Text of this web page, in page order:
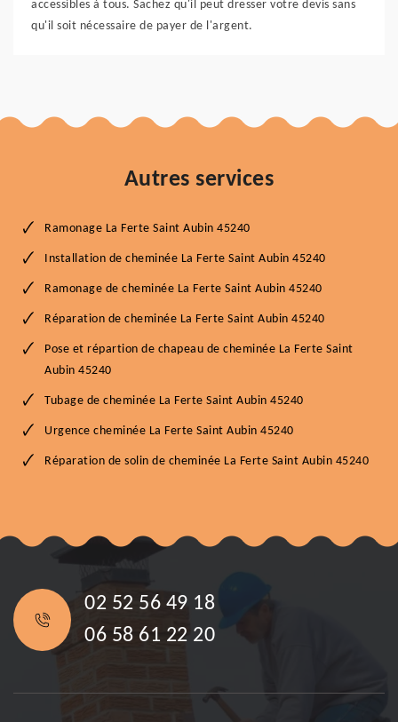
accessibles à tous. Sachez qu'il peut dresser votre devis sans
qu'il soit nécessaire de payer de l'argent.
Autres services
Ramonage La Ferte Saint Aubin 45240
Installation de cheminée La Ferte Saint Aubin 45240
Ramonage de cheminée La Ferte Saint Aubin 45240
Réparation de cheminée La Ferte Saint Aubin 45240
Pose et répartion de chapeau de cheminée La Ferte Saint
Aubin 45240
Tubage de cheminée La Ferte Saint Aubin 45240
Urgence cheminée La Ferte Saint Aubin 45240
Réparation de solin de cheminée La Ferte Saint Aubin 45240
02 52 56 49 18
06 58 61 22 20